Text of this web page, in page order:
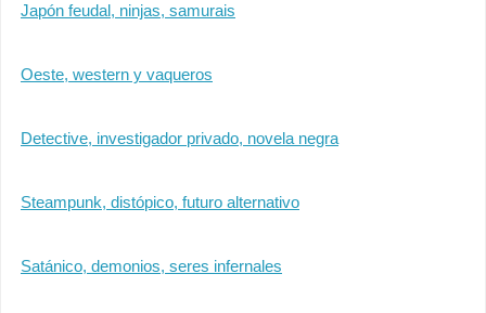
Japón feudal, ninjas, samurais
Oeste, western y vaqueros
Detective, investigador privado, novela negra
Steampunk, distópico, futuro alternativo
Satánico, demonios, seres infernales